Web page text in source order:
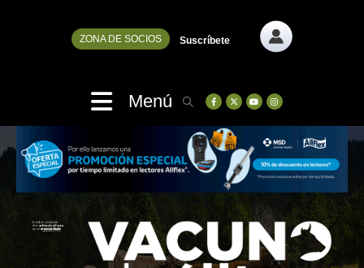
ZONA DE SOCIOS Suscríbete
Menú